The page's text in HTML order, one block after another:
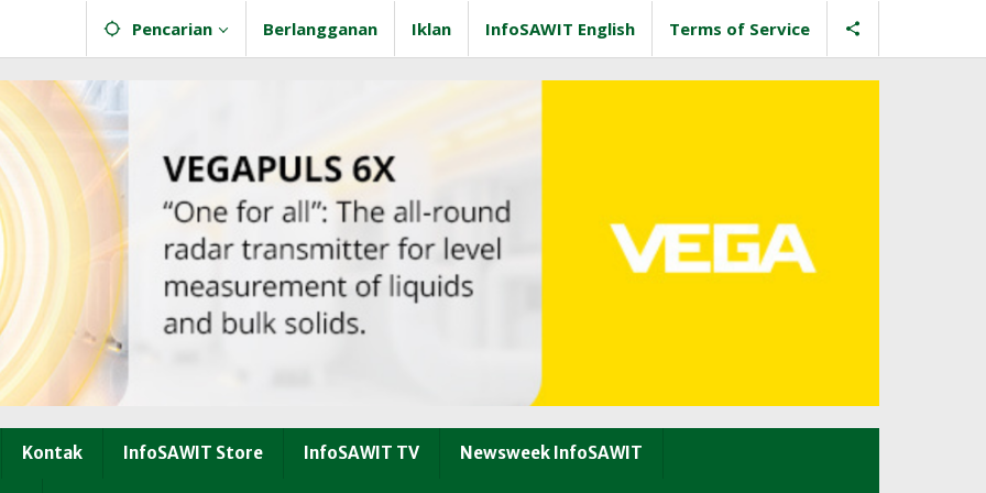
Pencarian Berlangganan Iklan InfoSAWIT English Terms of Service
Kontak InfoSAWIT Store InfoSAWIT TV Newsweek InfoSAWIT